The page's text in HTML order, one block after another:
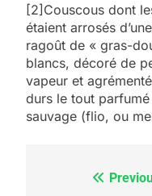
[2]Couscous dont
étaient arrosés
ragoût de « gras-
blancs, décoré de
vapeur et
durs le tout
sauvage (flio, ou
Navigation